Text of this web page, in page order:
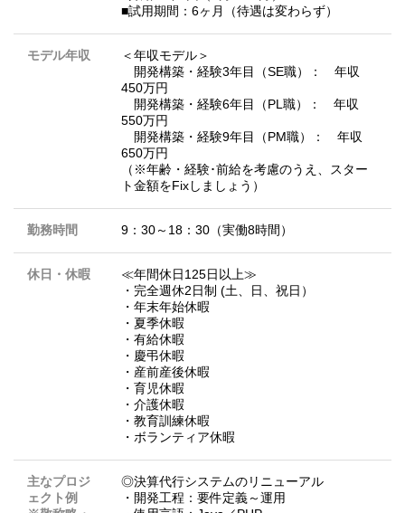
■試用期間：6ヶ月（待遇は変わらず）
モデル年収
＜年収モデル＞
開発構築・経験3年目（SE職）： 年収
450万円
開発構築・経験6年目（PL職）： 年収
550万円
開発構築・経験9年目（PM職）： 年収
650万円
（※年齢・経験･前給を考慮のうえ、スター
ト金額をFixしましょう）
勤務時間 9：30～18：30（実働8時間）
休日・休暇
≪年間休日125日以上≫
・完全週休2日制 (土、日、祝日）
・年末年始休暇
・夏季休暇
・有給休暇
・慶弔休暇
・産前産後休暇
・育児休暇
・介護休暇
・教育訓練休暇
・ボランティア休暇
主なプロジ
ェクト例
◎決算代行システムのリニューアル
・開発工程：要件定義～運用